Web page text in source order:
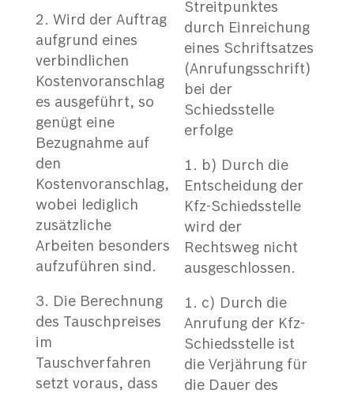
Wird der Auftrag
aufgrund eines
verbindlichen
Kostenvoranschlag
es ausgeführt, so
genügt eine
Bezugnahme auf
den
Kostenvoranschlag,
wobei lediglich
zusätzliche
Arbeiten besonders
aufzuführen sind.
Die Berechnung
des Tauschpreises
im
Tauschverfahren
setzt voraus, dass
Streitpunktes
durch Einreichung
eines Schriftsatzes
(Anrufungsschrift)
bei der
Schiedsstelle
erfolge
b) Durch die
Entscheidung der
Kfz-Schiedsstelle
wird der
Rechtsweg nicht
ausgeschlossen.
c) Durch die
Anrufung der Kfz-
Schiedsstelle ist
die Verjährung für
die Dauer des